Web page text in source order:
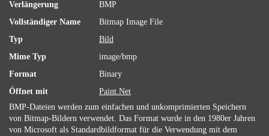
Verlängerung
BMP
Vollständiger Name
Bitmap Image File
Typ
Bild
Mime Typ
image/bmp
Format
Binary
Öffnet mit
Paint.Net
BMP-Dateien werden zum einfachen und unkomprimierten Speichern
von Bitmap-Bildern verwendet. Das Format wurde in den 1980er Jahren
von Microsoft als Standardbildformat für die Verwendung mit dem